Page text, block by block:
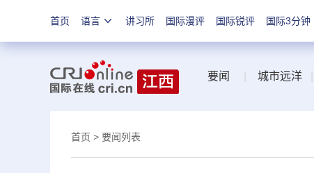
首页 语言 讲习所 国际漫评 国际锐评 国际3分钟
要闻 城市远洋
首页 > 要闻列表